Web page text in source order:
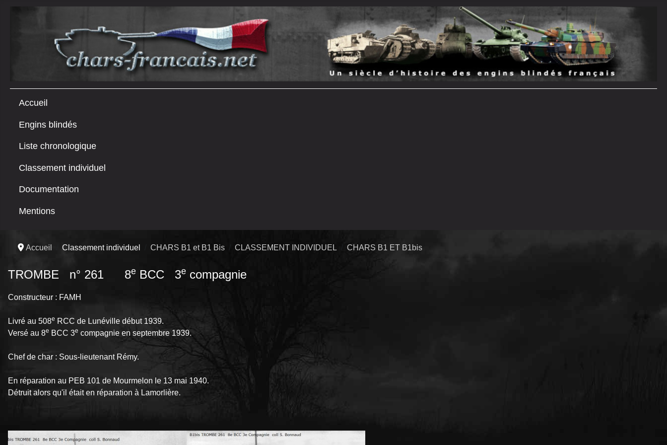
Accueil
Engins blindés
Liste chronologique
Classement individuel
Documentation
Mentions
Accueil Classement individuel CHARS B1 et B1 Bis CLASSEMENT INDIVIDUEL CHARS B1 ET B1bis
TROMBE n° 261 8e BCC 3e compagnie
Constructeur : FAMH
Livré au 508e RCC de Lunéville début 1939.
Versé au 8e BCC 3e compagnie en septembre 1939.
Chef de char : Sous-lieutenant Rémy.
En réparation au PEB 101 de Mourmelon le 13 mai 1940.
Détruit alors qu'il était en réparation à Lamorlière.